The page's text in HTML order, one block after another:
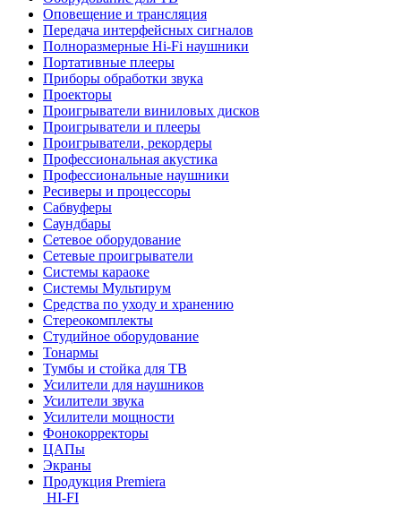
Оповещение и трансляция
Передача интерфейсных сигналов
Полноразмерные Hi-Fi наушники
Портативные плееры
Приборы обработки звука
Проекторы
Проигрыватели виниловых дисков
Проигрыватели и плееры
Проигрыватели, рекордеры
Профессиональная акустика
Профессиональные наушники
Ресиверы и процессоры
Сабвуферы
Саундбары
Сетевое оборудование
Сетевые проигрыватели
Системы караоке
Системы Мультирум
Средства по уходу и хранению
Стереокомплекты
Студийное оборудование
Тонармы
Тумбы и стойка для ТВ
Усилители для наушников
Усилители звука
Усилители мощности
Фонокорректоры
ЦАПы
Экраны
Продукция Premiera
HI-FI